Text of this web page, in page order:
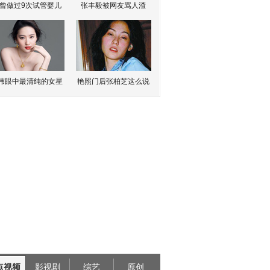
做过9次试管婴儿 张丰毅被网友骂人渣
眼中最清纯的女星 艳照门后张柏芝这么说
视频 影视剧 综艺 原创